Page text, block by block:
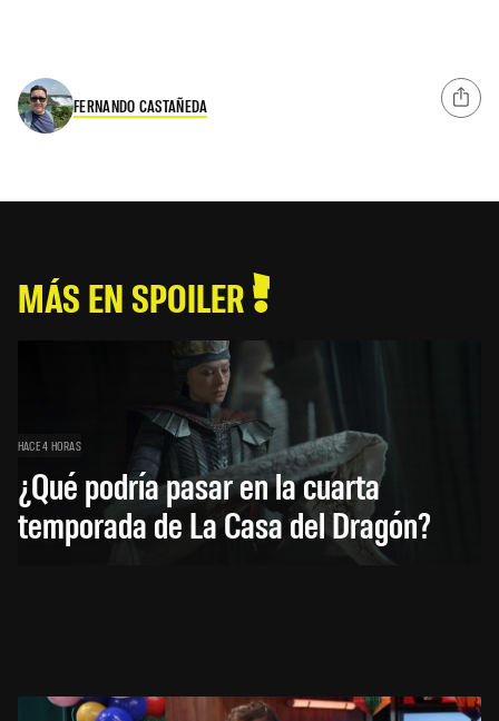
FERNANDO CASTAÑEDA
MÁS EN SPOILER
HACE 4 HORAS
¿Qué podría pasar en la cuarta
temporada de La Casa del Dragón?